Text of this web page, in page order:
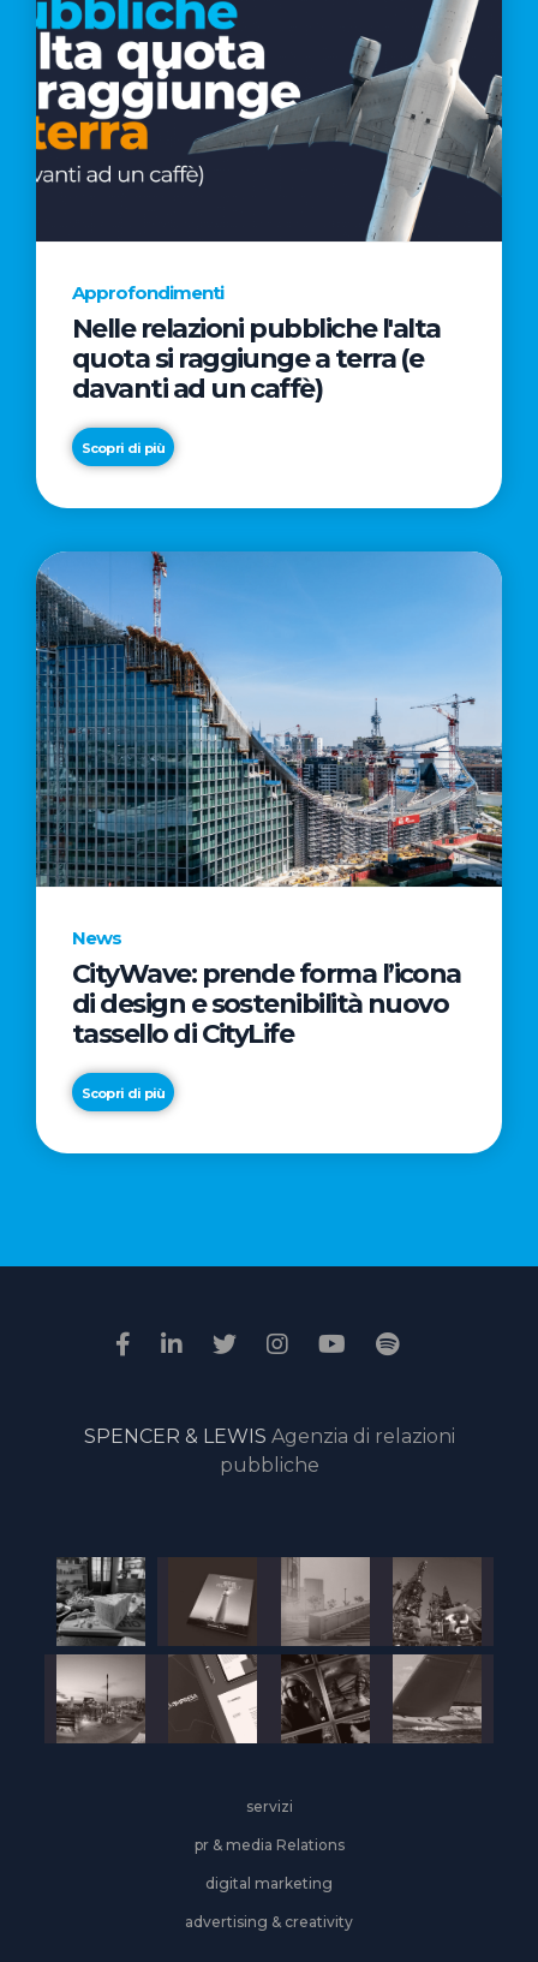
Approfondimenti
Nelle relazioni pubbliche l'alta
quota si raggiunge a terra (e
davanti ad un caffè)
Scopri di più
News
CityWave: prende forma l’icona
di design e sostenibilità nuovo
tassello di CityLife
Scopri di più
News
“Passione
il
della
giuria
online
SPENCER & LEWIS Agenzia di relazioni
pubbliche
servizi
pr & media Relations
digital marketing
advertising & creativity